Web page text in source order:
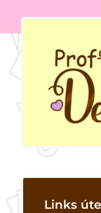
Links